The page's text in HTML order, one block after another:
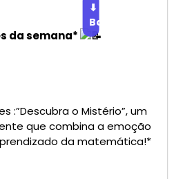
da semana*
⬇
Baixar
:”Descubra o Mistério”, um
que combina a emoção
da matemática!*